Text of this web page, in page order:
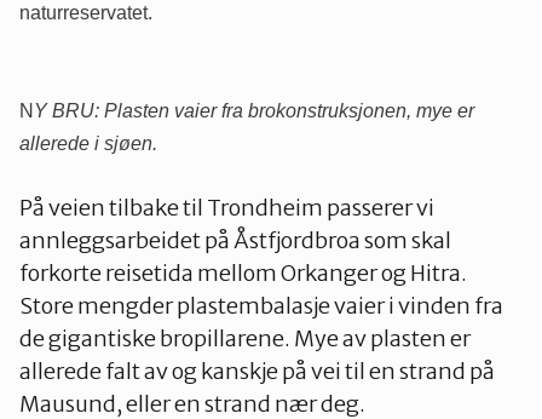
naturreservatet.
N Y BRU: Plasten vaier fra brokonstruksjonen, mye er
allerede i sjøen.
På veien tilbake til Trondheim passerer vi
annleggsarbeidet på Åstfjordbroa som skal
forkorte reisetida mellom Orkanger og Hitra.
Store mengder plastembalasje vaier i vinden fra
de gigantiske bropillarene. Mye av plasten er
allerede falt av og kanskje på vei til en strand på
Mausund, eller en strand nær deg.